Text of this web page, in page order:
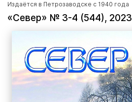
Издаётся в Петрозаводске с 1940 года
«Север» № 3-4 (544), 2023